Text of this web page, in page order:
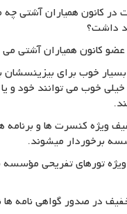
در کانون همیاران آشتی چه
داشت؟
عضو کانون همیاران آشتی
بسیار خوب برای بیزینسشان
خوب می توانند خود و
ویژه کنسرت ها و
برخوردار میشوند.
تورهای تفریحی مؤسسه
% تخفیف در صدور گواهی نامه